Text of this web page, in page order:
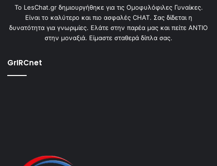
To LesChat.gr δημιουργήθηκε για τις Ομοφυλόφιλες Γυναίκες.
Είναι το καλύτερο και πιο ασφαλές CHAT. Σας δίδεται η
δυνατότητα για γνωριμίες. Ελάτε στην παρέα μας και πείτε ΑΝΤΙΟ
στην μοναξιά. Είμαστε σταθερά δίπλα σας.
GrIRCnet